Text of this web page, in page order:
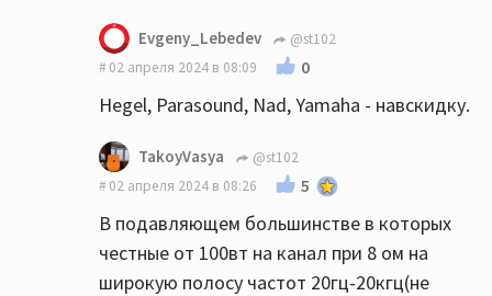
Evgeny_Lebedev
@st102
02 апреля 2024 в 08:09
0
Hegel, Parasound, Nad, Yamaha - навскидку.
TakoyVasya
@st102
02 апреля 2024 в 08:26
5
В подавляющем большинстве в которых
честные от 100вт на канал при 8 ом на
широкую полосу частот 20гц-20кгц(не